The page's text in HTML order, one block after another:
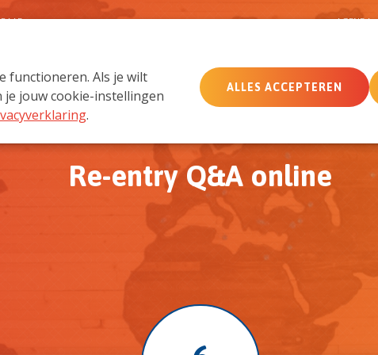
functioneren. Als je wilt
je jouw cookie-instellingen
.
ALLES ACCEPTEREN
MemberCare Netwerk
AGENDA
Re-entry Q&A online